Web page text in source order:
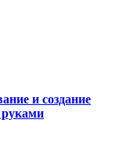
и создание
руками